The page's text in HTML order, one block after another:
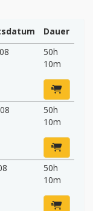
Dauer
50h
10m
50h
10m
50h
10m